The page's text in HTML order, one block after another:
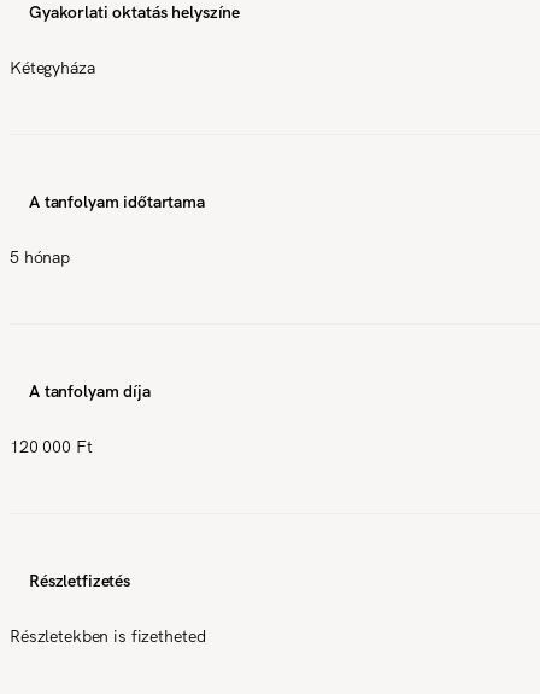
Gyakorlati oktatás helyszíne
Kétegyháza
A tanfolyam időtartama
5 hónap
A tanfolyam díja
120 000 Ft
Részletfizetés
Részletekben is fizetheted